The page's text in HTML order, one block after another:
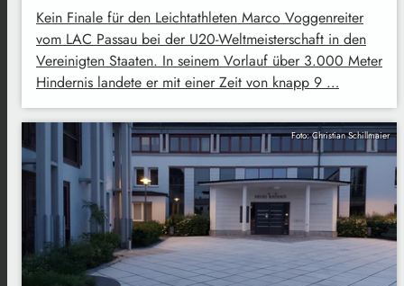
Kein Finale für den Leichtathleten Marco Voggenreiter
vom LAC Passau bei der U20-Weltmeisterschaft in den
Vereinigten Staaten. In seinem Vorlauf über 3.000 Meter
Hindernis landete er mit einer Zeit von knapp 9 …
Foto: Christian Schillmaier